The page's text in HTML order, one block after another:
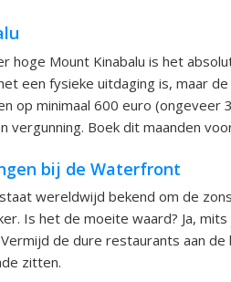
hoge Mount Kinabalu is het
een fysieke uitdaging is, maar
op minimaal 600 euro
vergunning. Boek dit maanden
bij de Waterfront
wereldwijd bekend om de
Is het de moeite waard? Ja,
de dure restaurants aan
zitten.